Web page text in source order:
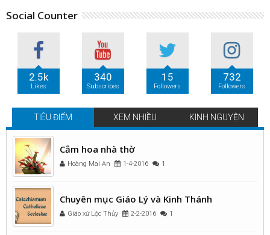
Social Counter
2.5k
Likes
340
Subscribes
15
Followers
732
Followers
TIÊU ĐIỂM XEM NHIỀU KINH NGUYỆN
Cắm hoa nhà thờ
Hoàng Mai An 1-4-2016 1
Chuyên mục Giáo Lý và Kinh Thánh
Giáo xứ Lộc Thủy 2-2-2016 1